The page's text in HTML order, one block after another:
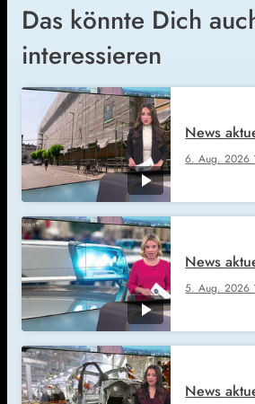
Das könnte Dich
interessieren
6. Aug. 2026
News
5. Aug. 2026
News
News